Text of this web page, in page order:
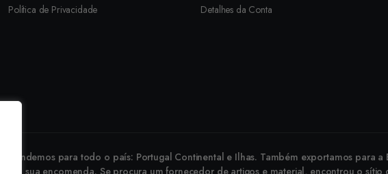
Política de Privacidade
Detalhes da Conta
para todo o país: Portugal Continental e Ilhas. Também exportamos para a
a sua encomenda. Se procura um fornecedor de artigos e material, encontrou o